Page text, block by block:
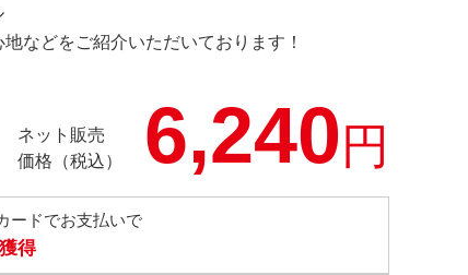
などをご紹介いただいております！
ネット販売
価格（税込）
6,240円
ードでお支払いで
得